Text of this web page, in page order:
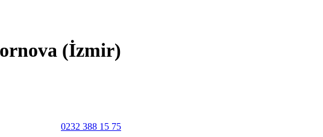
(İzmir)
0232 388 15 75